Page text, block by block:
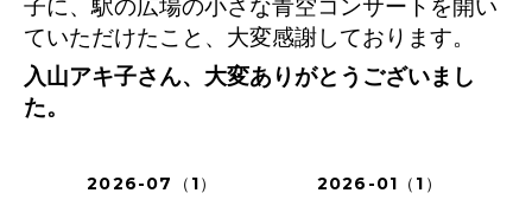
子に、駅の広場の小さな青空コンサートを開い
ていただけたこと、大変感謝しております。
入山アキ子さん、大変ありがとうございまし
た。
2026-07（1）
2026-01（1）